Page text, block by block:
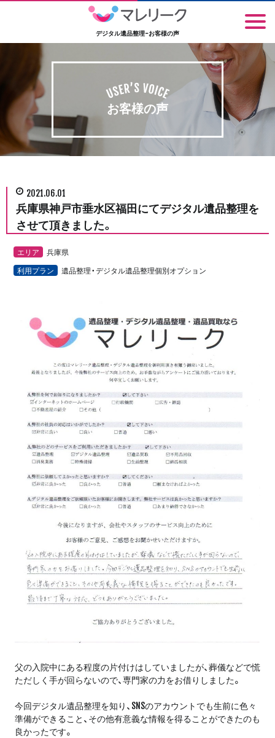
デジタル遺品整理-お客様の声
お客様の声
2021.06.01
兵庫県神戸市垂水区福田にてデジタル遺品整理を
させて頂きました。
エリア
兵庫県
利用プラン
遺品整理・デジタル遺品整理個別オプション
父の入院中にある程度の片付けはしていましたが、葬儀などで慌
ただしく手が回らないので、専門家の力をお借りしました。
今回デジタル遺品整理を知り、SNSのアカウントでも生前に色々
準備ができること、その他有意義な情報を得ることができたのも
良かったです。